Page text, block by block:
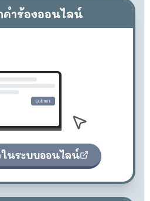
คำร้องออนไลน์
Submit
นระบบออนไลน์